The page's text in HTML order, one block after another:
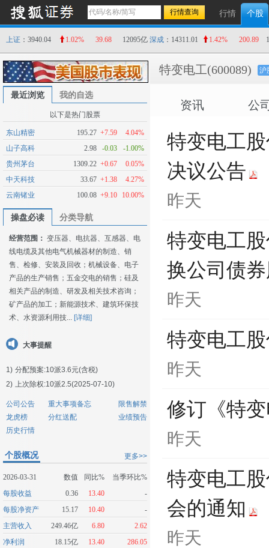
行情 个股
上证 ：3940.04 1.02% 39.68 12095亿 深成 ：14311.01 1.42% 200.89
最近浏览 我的自选
以下是热门股票
东山精密 195.27 +7.59
4.04%
山子高科
2.98 -0.03
-1.00%
贵州茅台
1309.22 +0.67
0.05%
中天科技
33.67 +1.38
4.27%
云南锗业
100.08 +9.10 10.00%
操盘必读 分类导航
经营范围： 变压器、电抗器、互感器、电
线电缆及其他电气机械器材的制造、销
售、检修、安装及回收；机械设备、电子
产品的生产销售；五金交电的销售；硅及
相关产品的制造、研发及相关技术咨询；
矿产品的加工；新能源技术、建筑环保技
术、水资源利用技... [详细]
大事提醒
1) 分配预案:10派3.6元(含税)
2) 上次除权:10派2.5(2025-07-10)
公司公告 重大事项备忘
限售解禁
龙虎榜
分红送配
业绩预告
历史行情
更多>>
个股概况
2026-03-31 数值 同比%
当季环比%
每股收益
0.36 13.40
-
每股净资产
15.17 10.40
-
主营收入
249.46亿 6.80
2.62
净利润
18.15亿 13.40
286.05
特变电工(600089) 沪
资讯 公
特变电工
决议公告
昨天
特变电工
换公司债
昨天
特变电工
昨天
修订《特
昨天
特变电工
会的通知
昨天